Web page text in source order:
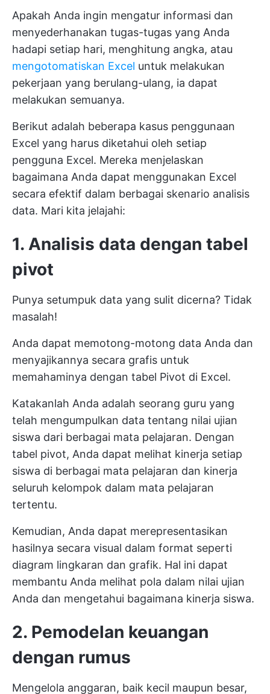
Apakah Anda ingin mengatur informasi dan
menyederhanakan tugas-tugas yang Anda
hadapi setiap hari, menghitung angka, atau
mengotomatiskan Excel untuk melakukan
pekerjaan yang berulang-ulang, ia dapat
melakukan semuanya.
Berikut adalah beberapa kasus penggunaan
Excel yang harus diketahui oleh setiap
pengguna Excel. Mereka menjelaskan
bagaimana Anda dapat menggunakan Excel
secara efektif dalam berbagai skenario analisis
data. Mari kita jelajahi:
1. Analisis data dengan tabel
pivot
Punya setumpuk data yang sulit dicerna? Tidak
masalah!
Anda dapat memotong-motong data Anda dan
menyajikannya secara grafis untuk
memahaminya dengan tabel Pivot di Excel.
Katakanlah Anda adalah seorang guru yang
telah mengumpulkan data tentang nilai ujian
siswa dari berbagai mata pelajaran. Dengan
tabel pivot, Anda dapat melihat kinerja setiap
siswa di berbagai mata pelajaran dan kinerja
seluruh kelompok dalam mata pelajaran
tertentu.
Kemudian, Anda dapat merepresentasikan
hasilnya secara visual dalam format seperti
diagram lingkaran dan grafik. Hal ini dapat
membantu Anda melihat pola dalam nilai ujian
Anda dan mengetahui bagaimana kinerja siswa.
2. Pemodelan keuangan
dengan rumus
Mengelola anggaran, baik kecil maupun besar,